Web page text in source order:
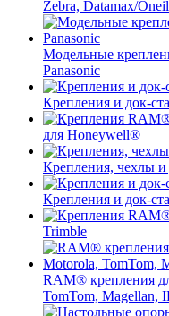
Zebra, Datamax/
Модельные
Panasonic
Крепления и док-
для Honeywell®
Крепления, чехлы
Крепления и док-
Trimble
RAM® крепления
TomTom, Magellan,